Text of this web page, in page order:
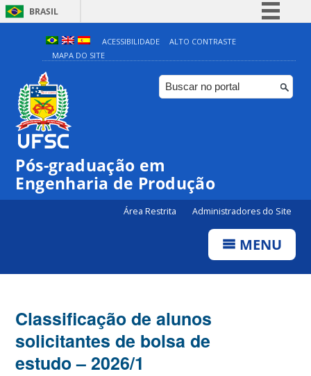
BRASIL
Simplifique!
Comunica BR
Participe
ACESSIBILIDADE
ALTO CONTRASTE
MAPA DO SITE
Pós-graduação em
Engenharia de Produção
Área Restrita Administradores do Site
MENU
Classificação de alunos
solicitantes de bolsa de
estudo – 2026/1